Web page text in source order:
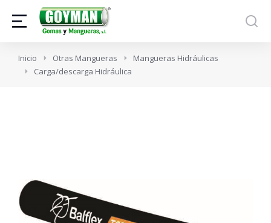
Estás aquí:
Inicio Otras Mangueras
Mangueras Hidráulicas
Carga/descarga Hidráulica